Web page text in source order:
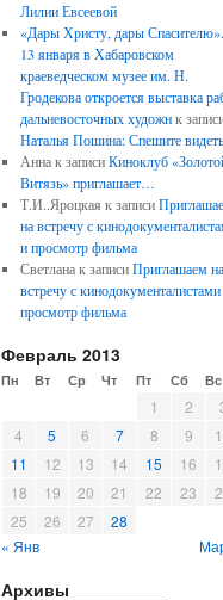
Лилии Евсеевой
«Дары Христу, дары Спасителю».
13 января в Хабаровском
краеведческом музее им. Н.
Гродекова откроется выставка
дальневосточных художнк
Наталья Пошина: Спешите
Аннак записиКиноклуб
Витязь» приглашает…
Т.И..Яроцкая к записи
на встречу с
и просмотр фильма
Светланак записиПриглашаем на
встречу с
просмотр фильма
Февраль 2013
Пн Вт Ср Чт Пт Сб Вс
1 2
4
5 6 7 8 9
11
12 13 14 15 16
18
19 20 21 22 23
25
26 27
28
« Янв
Архивы